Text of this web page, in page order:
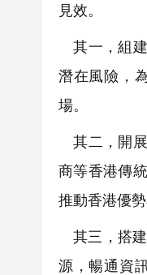
見效。
其一，組建
潛在風險，
場。
其二，開展
商等香港傳
推動香港優
其三，搭建
源，暢通資